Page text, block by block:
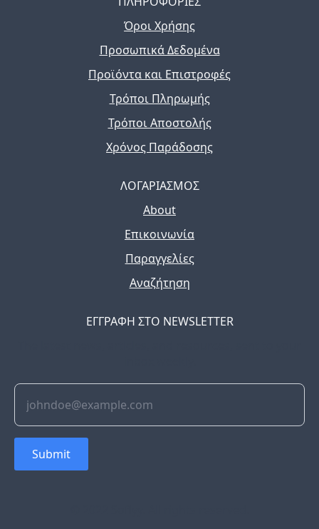
Όροι Χρήσης
Προσωπικά Δεδομένα
Προϊόντα και Επιστροφές
Τρόποι Πληρωμής
Τρόποι Αποστολής
Χρόνος Παράδοσης
ΛΟΓΑΡΙΑΣΜΟΣ
About
Επικοινωνία
Παραγγελίες
Αναζήτηση
ΕΓΓΡΑΦΗ ΣΤΟ NEWSLETTER
Submit